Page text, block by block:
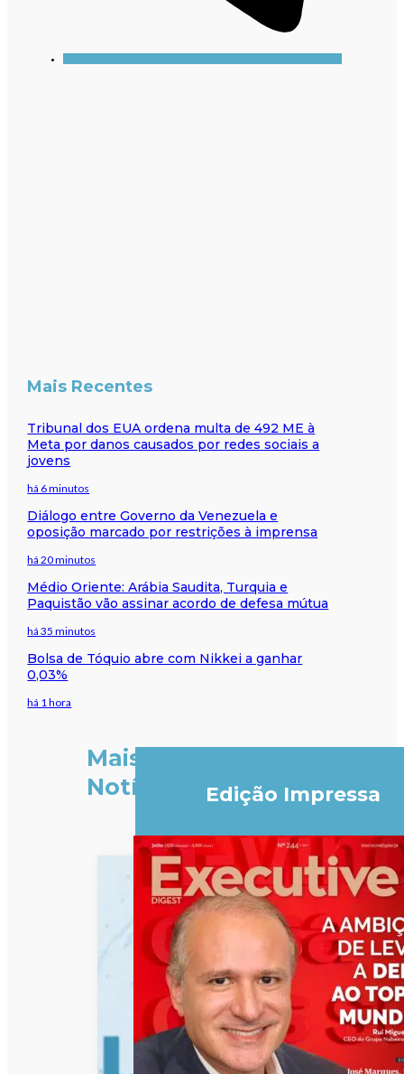
Mais Recentes
Tribunal dos EUA ordena multa de 492 ME à
Meta por danos causados por redes sociais a
jovens
há 6 minutos
Diálogo entre Governo da Venezuela e
oposição marcado por restrições à imprensa
há 20 minutos
Médio Oriente: Arábia Saudita, Turquia e
Paquistão vão assinar acordo de defesa mútua
há 35 minutos
Bolsa de Tóquio abre com Nikkei a ganhar
0,03%
há 1 hora
Mais
Notícias
Edição Impressa